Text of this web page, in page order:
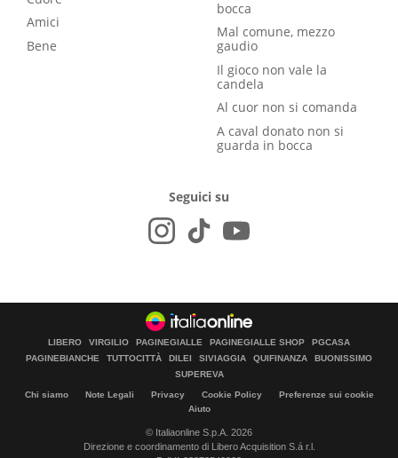
Amici
Bene
bocca
Mal comune, mezzo
gaudio
Il gioco non vale la
candela
Al cuor non si comanda
A caval donato non si
guarda in bocca
Seguici su
LIBERO VIRGILIO PAGINEGIALLE PAGINEGIALLE SHOP
PGCASA
PAGINEBIANCHE
TUTTOCITTÀ DILEI SIVIAGGIA QUIFINANZA
BUONISSIMO
SUPEREVA
Chi siamo Note Legali Privacy Cookie Policy
Preferenze sui cookie
Aiuto
© Italiaonline S.p.A. 2026
Direzione e coordinamento di Libero Acquisition S.á r.l.